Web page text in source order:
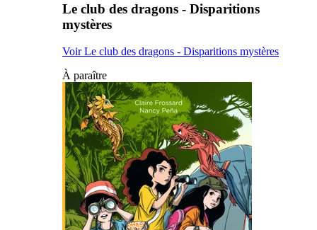
Le club des dragons - Disparitions
mystères
Voir Le club des dragons - Disparitions mystères
À paraître